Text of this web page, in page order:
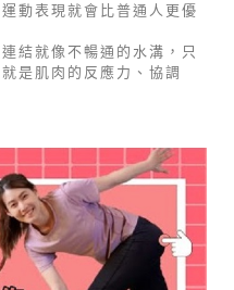
動表現就會比普通人更優
結就像不暢通的水溝，只
是肌肉的反應力、協調